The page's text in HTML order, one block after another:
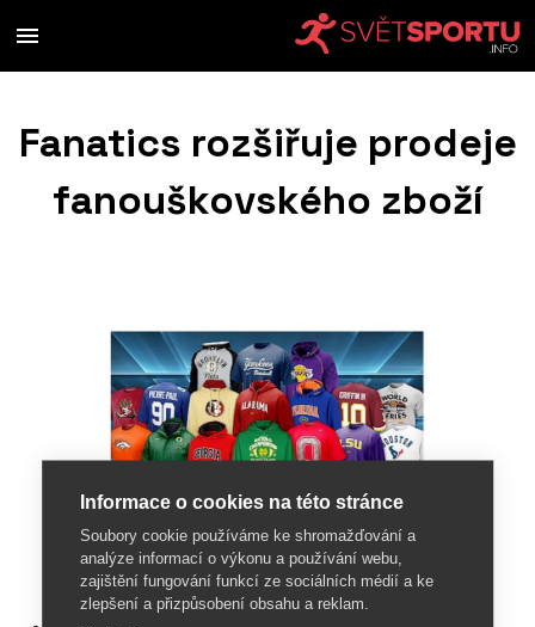
Fanatics rozšiřuje prodeje
fanouškovského zboží
Informace o cookies na této stránce
Soubory cookie používáme ke shromažďování a
analýze informací o výkonu a používání webu,
zajištění fungování funkcí ze sociálních médií a ke
zlepšení a přizpůsobení obsahu a reklam.